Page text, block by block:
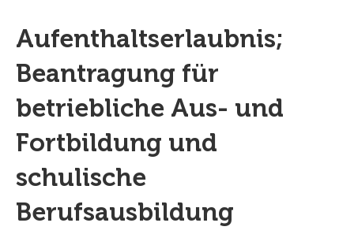
Aufenthaltserlaubnis;
Beantragung für
betriebliche Aus- und
Fortbildung und
schulische
Berufsausbildung